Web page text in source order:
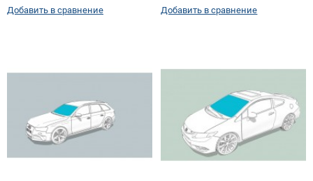
Добавить в сравнение Добавить в сравнение